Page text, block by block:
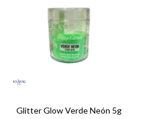
Glitter Glow Verde Neón 5g